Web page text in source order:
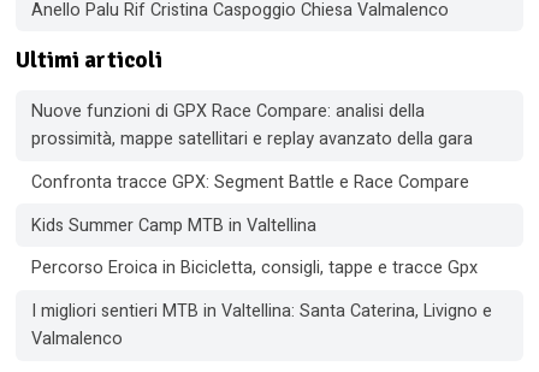
Anello Palu Rif Cristina Caspoggio Chiesa Valmalenco
Ultimi articoli
Nuove funzioni di GPX Race Compare: analisi della
prossimità, mappe satellitari e replay avanzato della gara
Confronta tracce GPX: Segment Battle e Race Compare
Kids Summer Camp MTB in Valtellina
Percorso Eroica in Bicicletta, consigli, tappe e tracce Gpx
I migliori sentieri MTB in Valtellina: Santa Caterina, Livigno e
Valmalenco